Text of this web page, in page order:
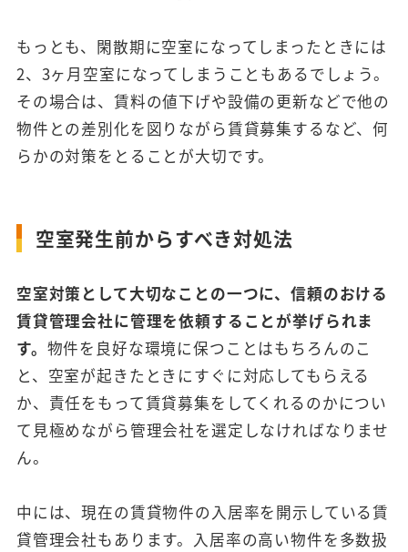
もっとも、閑散期に空室になってしまったときには
2、3ヶ月空室になってしまうこともあるでしょう。
その場合は、賃料の値下げや設備の更新などで他の
物件との差別化を図りながら賃貸募集するなど、何
らかの対策をとることが大切です。
空室発生前からすべき対処法
空室対策として大切なことの一つに、信頼のおける
賃貸管理会社に管理を依頼することが挙げられま
す。 物件を良好な環境に保つことはもちろんのこ
と、空室が起きたときにすぐに対応してもらえる
か、責任をもって賃貸募集をしてくれるのかについ
て見極めながら管理会社を選定しなければなりませ
ん。
中には、現在の賃貸物件の入居率を開示している賃
貸管理会社もあります。入居率の高い物件を多数扱